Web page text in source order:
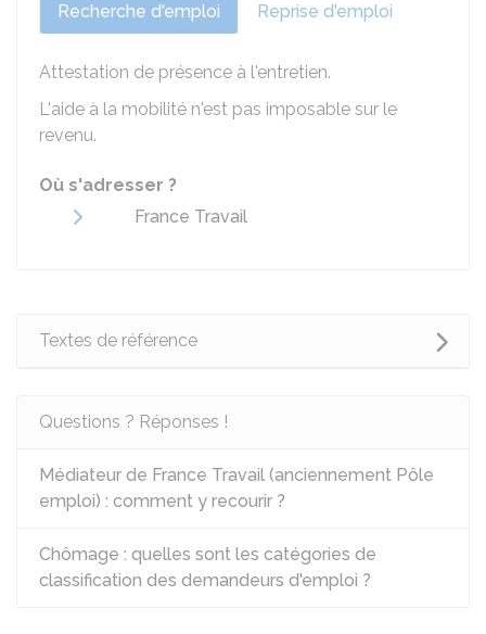
Recherche d'emploi Reprise d'emploi
Attestation de présence à l'entretien.
L'aide à la mobilité n'est pas imposable sur le
revenu.
Où s'adresser ?
France Travail
Textes de référence
Questions ? Réponses !
Médiateur de France Travail (anciennement Pôle
emploi) : comment y recourir ?
Chômage : quelles sont les catégories de
classification des demandeurs d'emploi ?